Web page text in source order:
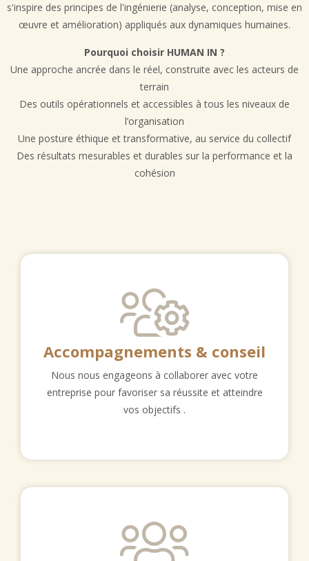
s'inspire des principes de l'ingénierie (analyse, conception, mise en
œuvre et amélioration) appliqués aux dynamiques humaines.
Pourquoi choisir HUMAN IN ?
Une approche ancrée dans le réel, construite avec les acteurs de
terrain
Des outils opérationnels et accessibles à tous les niveaux de
l’organisation
Une posture éthique et transformative, au service du collectif
Des résultats mesurables et durables sur la performance et la
cohésion
Accompagnements & conseil
Nous nous engageons à collaborer avec votre
entreprise pour favoriser sa réussite et atteindre
vos objectifs .